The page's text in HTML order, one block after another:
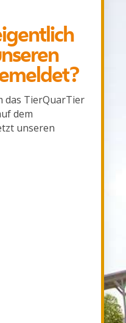
das TierQuarTier
dem
unseren